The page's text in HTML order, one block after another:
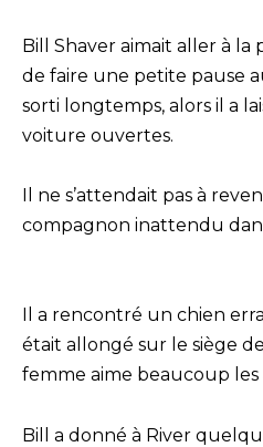
Bill Shaver aimait aller à la
de faire une petite pause
sorti longtemps, alors il a
voiture ouvertes.
Il ne s’attendait pas à
compagnon inattendu
Il a rencontré un chien
était allongé sur le siège
femme aime beaucoup les
Bill a donné à River